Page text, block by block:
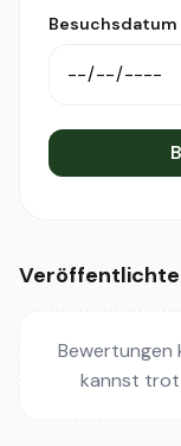
Bewertungen
kannst